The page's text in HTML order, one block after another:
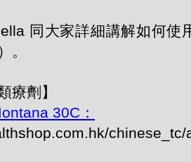
同大家詳細講解如何使
。
療劑】
30C：